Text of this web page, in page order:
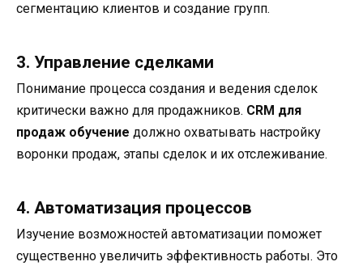
сегментацию клиентов и создание групп.
3. Управление сделками
Понимание процесса создания и ведения сделок
критически важно для продажников. CRM для
продаж обучение должно охватывать настройку
воронки продаж, этапы сделок и их отслеживание.
4. Автоматизация процессов
Изучение возможностей автоматизации поможет
существенно увеличить эффективность работы. Это